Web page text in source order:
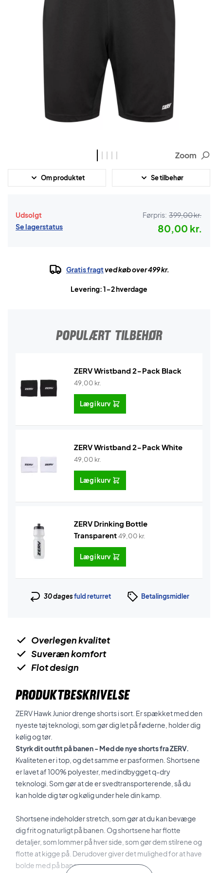
Zoom
Om produktet Se tilbehør
Udsolgt
Se lagerstatus
Førpris: 399,00 kr.
80,00 kr.
Gratis fragtved køb over 499 kr.
Levering: 1-2 hverdage
POPULÆRT TILBEHØR
ZERV Wristband 2-Pack Black
49,00 kr.
Læg i kurv
ZERV Wristband 2-Pack White
49,00 kr.
Læg i kurv
ZERV Drinking Bottle
Transparent49,00 kr.
Læg i kurv
30 dagesfuld returret Betalingsmidler
Overlegen kvalitet
Suveræn komfort
Flot design
PRODUKTBESKRIVELSE
ZERV Hawk Junior drenge shorts i sort. Er spækket med den
nyeste tøj teknologi, som gør dig let på føderne, holder dig
kølig og tør.
Styrk dit outfit på banen - Med de nye shorts fra ZERV.
Kvaliteten er i top, og det samme er pasformen. Shortsene
er lavet af 100% polyester, med indbygget q-dry
teknologi. Som gør at de er svedtransporterende, så du
kan holde dig tør og kølig under hele din kamp.
Shortsene indeholder stretch, som gør at du kan bevæge
dig frit og naturligt på banen. Og shortsene har flotte
detaljer, som lommer på hver side, som gør dem stilrene og
flotte at kigge på. Derudover giver det mulighed for at have
bolde med på banen.